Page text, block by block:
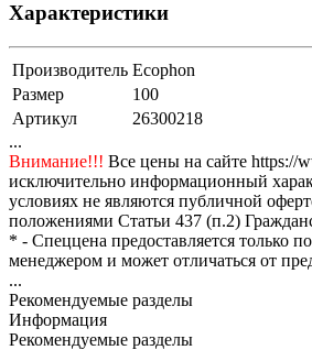
Характеристики
Производитель Ecophon
Размер
100
Артикул
26300218
...
Внимание!!! Все цены на сайте https://
исключительно информационный
условиях не являются публичной
положениями Статьи 437 (п.2)
* - Спеццена предоставляется только
менеджером и может отличаться от
...
Рекомендуемые разделы
Информация
Рекомендуемые разделы